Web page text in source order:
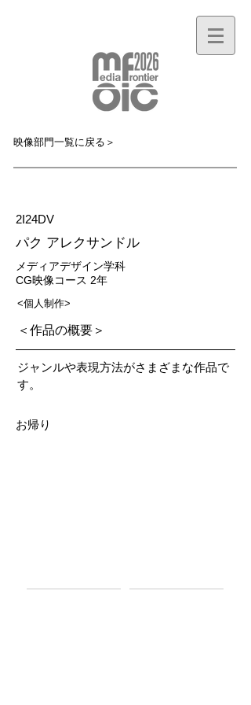
映像部門一覧に戻る＞
2I24DV
パク アレクサンドル
メディアデザイン学科
CG映像コース 2年
<個人制作>
＜作品の概要＞
ジャンルや表現方法がさまざまな作品で
す。
お帰り